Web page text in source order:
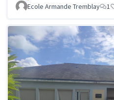
Ecole Armande Tremblay
1